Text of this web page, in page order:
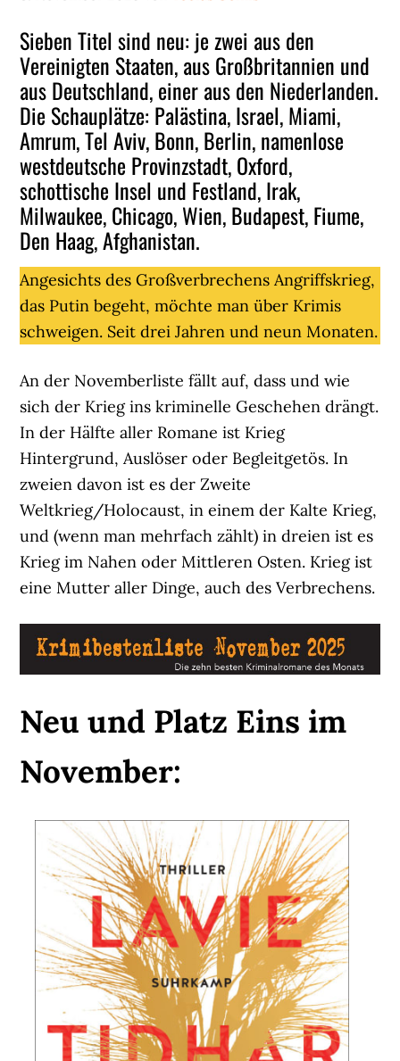
Sieben Titel sind neu: je zwei aus den
Vereinigten Staaten, aus Großbritannien und
aus Deutschland, einer aus den Niederlanden.
Die Schauplätze: Palästina, Israel, Miami,
Amrum, Tel Aviv, Bonn, Berlin, namenlose
westdeutsche Provinzstadt, Oxford,
schottische Insel und Festland, Irak,
Milwaukee, Chicago, Wien, Budapest, Fiume,
Den Haag, Afghanistan.
Angesichts des Großverbrechens Angriffskrieg,
das Putin begeht, möchte man über Krimis
schweigen. Seit drei Jahren und neun Monaten.
An der Novemberliste fällt auf, dass und wie
sich der Krieg ins kriminelle Geschehen drängt.
In der Hälfte aller Romane ist Krieg
Hintergrund, Auslöser oder Begleitgetös. In
zweien davon ist es der Zweite
Weltkrieg/Holocaust, in einem der Kalte Krieg,
und (wenn man mehrfach zählt) in dreien ist es
Krieg im Nahen oder Mittleren Osten. Krieg ist
eine Mutter aller Dinge, auch des Verbrechens.
Neu und Platz Eins im
November: